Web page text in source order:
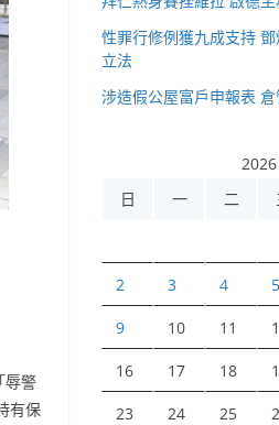
辱警
有保
性罪行修例獲九成支持
立法
涉造假公屋富戶申報表
日
一 二
2 3 4 5
9 10 11
16 17 18
23 24 25